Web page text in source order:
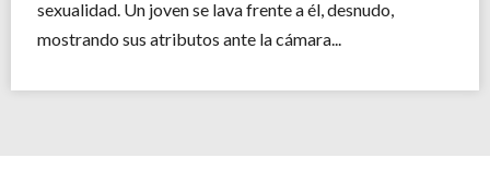
sexualidad. Un joven se lava frente a él, desnudo,
mostrando sus atributos ante la cámara...